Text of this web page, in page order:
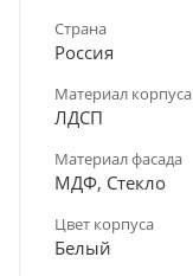
Страна
Россия
Материал корпуса
ЛДСП
Материал фасада
МДФ, Стекло
Цвет корпуса
Белый